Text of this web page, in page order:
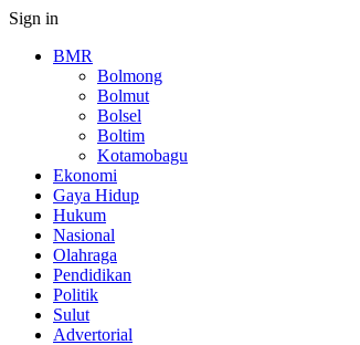
Sign in
BMR
Bolmong
Bolmut
Bolsel
Boltim
Kotamobagu
Ekonomi
Gaya Hidup
Hukum
Nasional
Olahraga
Pendidikan
Politik
Sulut
Advertorial